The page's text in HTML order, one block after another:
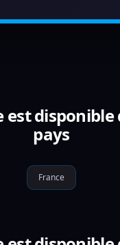
est disponible
pays
France